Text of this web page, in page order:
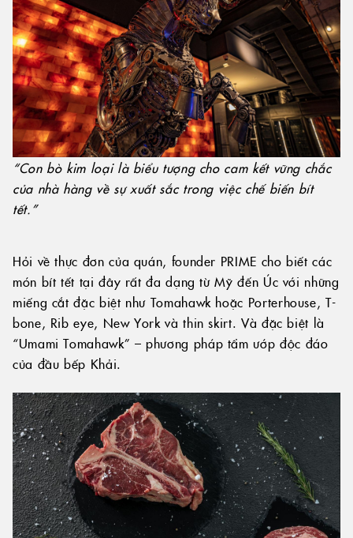
“Con bò kim loại là biểu tượng cho cam kết vững chắc
của nhà hàng về sự xuất sắc trong việc chế biến bít
tết.”
Hỏi về thực đơn của quán, founder PRIME cho biết các
món bít tết tại đây rất đa dạng từ Mỹ đến Úc với những
miếng cắt đặc biệt như Tomahawk hoặc Porterhouse, T-
bone, Rib eye, New York và thin skirt. Và đặc biệt là
“Umami Tomahawk” – phương pháp tẩm ướp độc đáo
của đầu bếp Khải.